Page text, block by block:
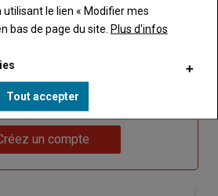
n'êtes pas abonné(e)
UN COMPTE
formule et créez votre
à tout Caracterres.
un compte
utilisant le lien « Modifier mes
bas de page du site. Plus d'infos
Tout accepter